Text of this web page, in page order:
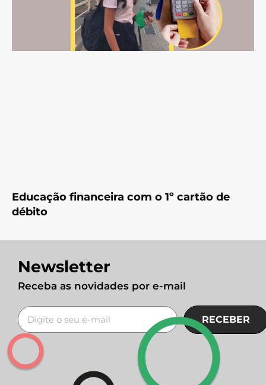
Educação financeira com o 1º cartão de
débito
Newsletter
Receba as novidades por e-mail
RECEBER